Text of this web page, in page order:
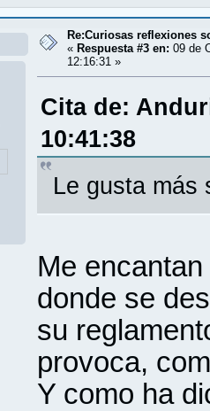
Re:Curiosas reflexiones
« Respuesta #3 en: 09 de
12:16:31 »
Cita de:
10:41:38
Le gusta más
Me
donde se
su
provoca,
Y como ha